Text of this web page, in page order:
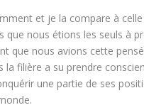
et je la compare à
que nous étions les seuls à
que nous avions cette
la filière a su prendre
une partie de ses